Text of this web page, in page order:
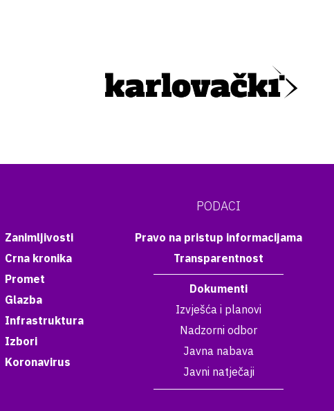
Zanimljivosti
Crna kronika
Promet
Glazba
Infrastruktura
Izbori
Koronavirus
PODACI
Pravo na pristup informacijama
Transparentnost
Dokumenti
Izvješća i planovi
Nadzorni odbor
Javna nabava
Javni natječaji